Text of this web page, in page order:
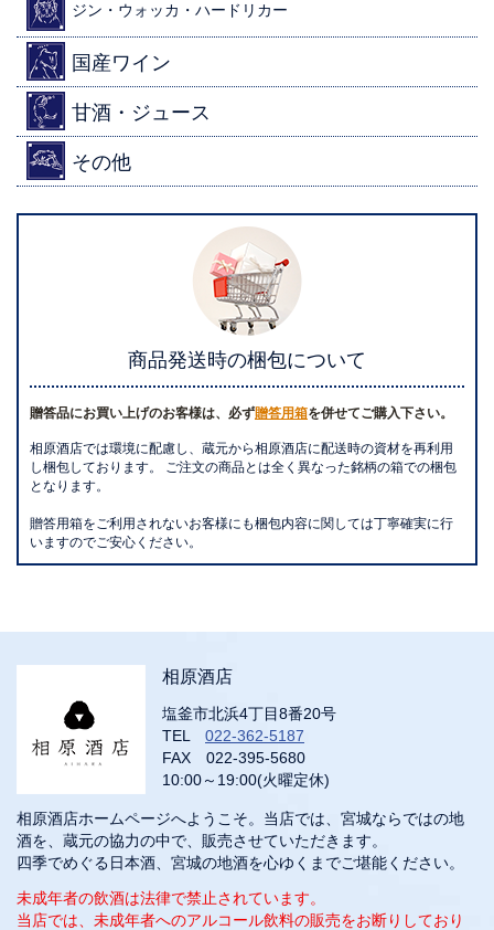
ジン・ウォッカ・ハードリカー
国産ワイン
甘酒・ジュース
その他
商品発送時の梱包について
贈答品にお買い上げのお客様は、必ず贈答用箱を併せてご購入下さい。
相原酒店では環境に配慮し、蔵元から相原酒店に配送時の資材を再利用
し梱包しております。 ご注文の商品とは全く異なった銘柄の箱での梱包
となります。
贈答用箱をご利用されないお客様にも梱包内容に関しては丁寧確実に行
いますのでご安心ください。
相原酒店
塩釜市北浜4丁目8番20号
TEL 022-362-5187
FAX 022-395-5680
10:00～19:00(火曜定休)
相原酒店ホームページへようこそ。当店では、宮城ならではの地
酒を、蔵元の協力の中で、販売させていただきます。
四季でめぐる日本酒、宮城の地酒を心ゆくまでご堪能ください。
未成年者の飲酒は法律で禁止されています。
当店では、未成年者へのアルコール飲料の販売をお断りしており